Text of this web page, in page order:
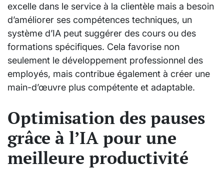
excelle dans le service à la clientèle mais a besoin
d’améliorer ses compétences techniques, un
système d’IA peut suggérer des cours ou des
formations spécifiques. Cela favorise non
seulement le développement professionnel des
employés, mais contribue également à créer une
main-d’œuvre plus compétente et adaptable.
Optimisation des pauses
grâce à l’IA pour une
meilleure productivité